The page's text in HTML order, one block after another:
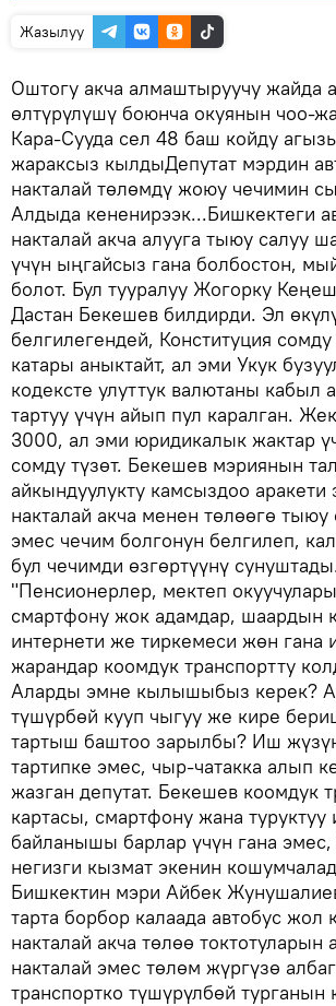
Жазылуу
Оштогу акча алмаштыруучу жайда
өлтүрүлүшү боюнча окуянын чоо-
Кара-Сууда сел 48 баш койду
жараксыз кылдыДепутат мэрдин
накталай төлөмдү жоюу чечимин
Алдыда кененирээк...Бишкектеги
накталай акча алууга тыюу салуу
үчүн ыңгайсыз гана болбостон,
болот. Бул тууралуу Жогорку
Дастан Бекешев билдирди. Эл
белгилегендей, Конституция сомду
катары аныктайт, ал эми Укук
кодексте улуттук валютаны кабыл
тартуу үчүн айып пул каралган.
3000, ал эми юридикалык жактар
сомду түзөт. Бекешев мэриянын
айкындуулукту камсыздоо аракети
накталай акча менен төлөөгө тыюу
эмес чечим болгонун белгилеп,
бул чечимди өзгөртүүнү
"Пенсионерлер, мектеп
смартфону жок адамдар, шаардын
интернети же тиркемеси жөн гана
жарандар коомдук транспортту
Аларды эмне кылышыбыз керек?
түшүрбөй кууп чыгуу же кире
тартыш баштоо зарылбы? Иш
тартипке эмес, чыр-чатакка алып
жазган депутат. Бекешев коомдук
картасы, смартфону жана туруктуу
байланышы барлар үчүн гана
негизги кызмат экенин
Бишкектин мэри Айбек
тарта борбор калаада автобус жол
накталай акча төлөө токтотуларын
накталай эмес төлөм жүргүзө
транспортко түшүрүлбөй турганын